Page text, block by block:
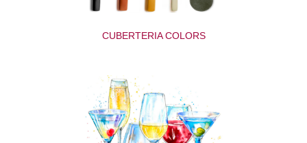
CUBERTERIA COLORS